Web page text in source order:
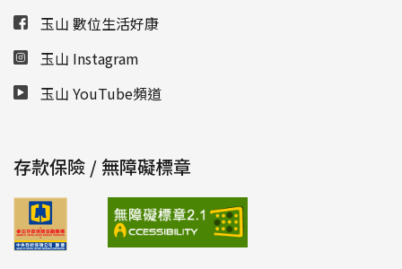
玉山 數位生活好康
玉山 Instagram
玉山 YouTube頻道
存款保險 / 無障礙標章